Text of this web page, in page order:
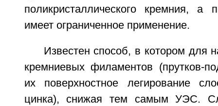
поликристаллического кремния, а
имеет ограниченное применение.
Известен способ, в котором для
кремниевых филаментов (прутков-
их поверхностное легирование
цинка), снижая тем самым УЭС.